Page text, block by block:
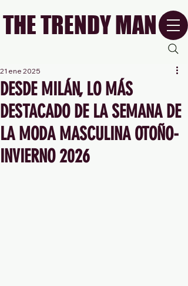
THE TRENDY MAN
DESDE MILÁN, LO MÁS
DESTACADO DE LA SEMANA DE
LA MODA MASCULINA OTOÑO-
INVIERNO 2026
21 ene 2025